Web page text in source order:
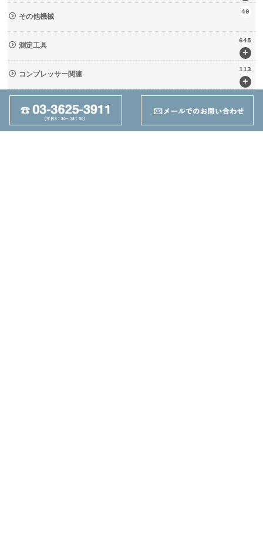
その他機械
40
+
測定工具
645
+
コンプレッサー関連
113
+
輸送・荷役機械 (ﾘﾌﾀｰ・台車)
133
周辺工具(定盤・バイス)
237